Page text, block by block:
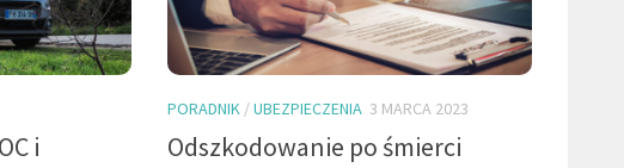
i
PORADNIK /UBEZPIECZENIA 3 MARCA 2023
Odszkodowanie po śmierci